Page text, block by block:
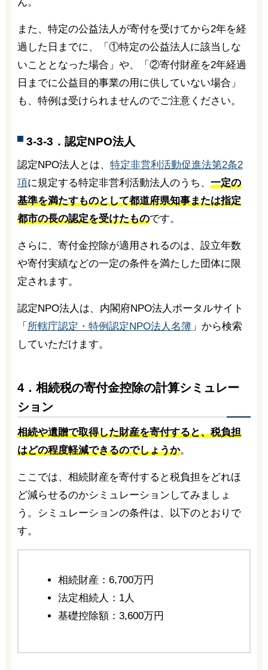
また、特定の公益法人が寄付を受けてから2年を経
過した日までに、「①特定の公益法人に該当しな
いこととなった場合」や、「②寄付財産を2年経過
日までに公益目的事業の用に供していない場合」
も、特例は受けられませんのでご注意ください。
3-3-3．認定NPO法人
認定NPO法人とは、 特定非営利活動促進法第2条2
項に規定する特定非営利活動法人のうち、 一定の
基準を満たすものとして都道府県知事または指定
都市の長の認定を受けたものです。
さらに、寄付金控除が適用されるのは、設立年数
や寄付実績などの一定の条件を満たした団体に限
定されます。
認定NPO法人は、内閣府NPO法人ポータルサイト
「 所轄庁認定・特例認定NPO法人名簿」から検索
していただけます。
4．相続税の寄付金控除の計算シミュレー
ション
相続や遺贈で取得した財産を寄付すると、税負担
はどの程度軽減できるのでしょうか。
ここでは、相続財産を寄付すると税負担をどれほ
ど減らせるのかシミュレーションしてみましょ
う。シミュレーションの条件は、以下のとおりで
す。
相続財産：6,700万円
法定相続人：1人
基礎控除額：3,600万円